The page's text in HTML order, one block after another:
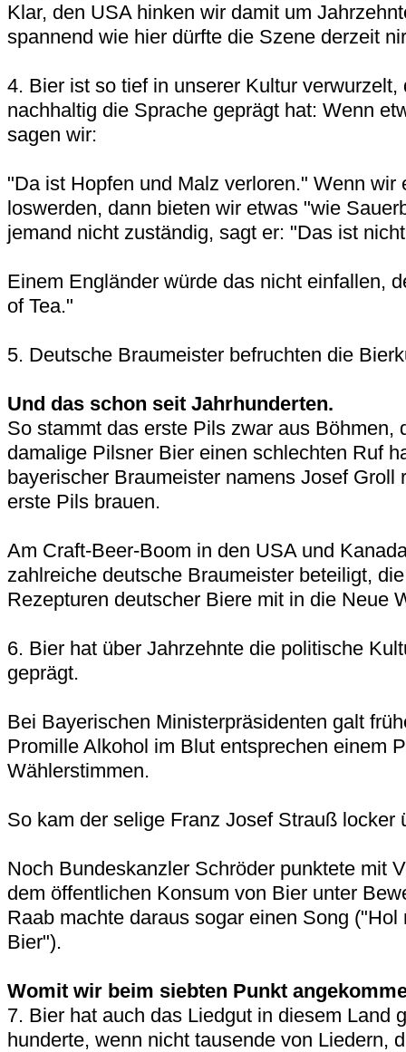
Klar, den USA hinken wir damit um
spannend wie hier dürfte die Szene derzeit
4. Bier ist so tief in unserer Kultur verwurzelt,
nachhaltig die Sprache geprägt hat: Wenn
sagen wir:
"Da ist Hopfen und Malz verloren." Wenn wir
loswerden, dann bieten wir etwas "wie
jemand nicht zuständig, sagt er: "Das ist
Einem Engländer würde das nicht einfallen,
of Tea."
5. Deutsche Braumeister befruchten die
Und das schon seit Jahrhunderten.
So stammt das erste Pils zwar aus Böhmen,
damalige Pilsner Bier einen schlechten Ruf
bayerischer Braumeister namens Josef Groll
erste Pils brauen.
Am Craft-Beer-Boom in den USA und
zahlreiche deutsche Braumeister beteiligt,
Rezepturen deutscher Biere mit in die Neue
6. Bier hat über Jahrzehnte die politische
geprägt.
Bei Bayerischen Ministerpräsidenten galt
Promille Alkohol im Blut entsprechen einem
Wählerstimmen.
So kam der selige Franz Josef Strauß locker
Noch Bundeskanzler Schröder punktete mit
dem öffentlichen Konsum von Bier unter
Raab machte daraus sogar einen Song ("Hol
Bier").
Womit wir beim siebten Punkt
7. Bier hat auch das Liedgut in diesem Land
hunderte, wenn nicht tausende von Liedern,